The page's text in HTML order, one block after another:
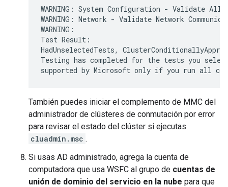
WARNING: System Configuration - Validate
WARNING: Network - Validate Network
WARNING:
Test Result:
HadUnselectedTests,
Testing has completed for the tests you
También puedes iniciar el complemento de MMC del
administrador de clústeres de conmutación por error
para revisar el estado del clúster si ejecutas
cluadmin.msc .
Si usas AD administrado, agrega la cuenta de
computadora que usa WSFC al grupo de cuentas de
unión de dominio del servicio en la nube para que